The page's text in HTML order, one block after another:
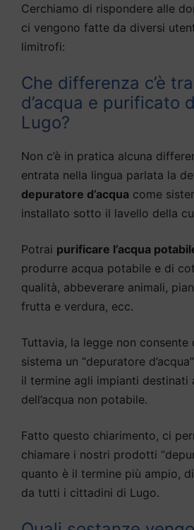
Cerchiamo di rispondere alle
ci vengono fatte da diversi
limitrofi:
Che differenza c’è
d’acqua e purificato
Lugo?
Non c’è in pratica alcuna
entrata nella lingua parlata la
depuratore d’acqua come
installato sotto il lavello della
Potrai purificare l’acqua
produrre acqua potabile e di
qualità, abbeverare animali,
frutta e verdura, ecc.
Tuttavia, la legge non consente
sistema un “depuratore
il termine agli impianti destinati
dell’acqua non potabile.
Fatto questo chiarimento, ci
chiamare i nostri prodotti
quanto è il termine più ampio,
da tutti i cittadini di Lugo.